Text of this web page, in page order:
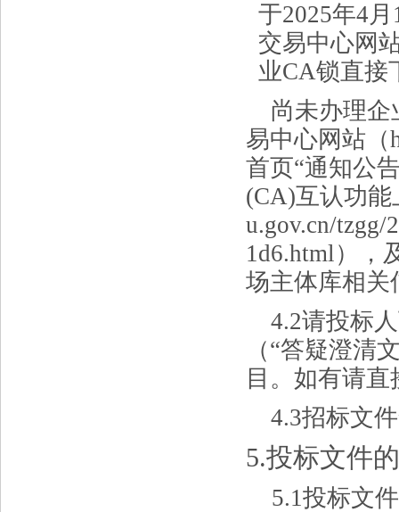
于2025年4月
交易中心网
业CA锁直接
尚未办理企
易中心网站（
首页“通知公
(CA)互认功能
u.gov.cn/tzgg/
1d6.html），
场主体库相关
4.2请投标
（“答疑澄清
目。如有请
4.3招标文
5.投标文件
5.1投标文